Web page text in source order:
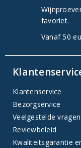
favoriet.
Vanaf 50
Klantenservice
Bezorgservice
Veelgestelde vragen
Reviewbeleid
Kwaliteitsgarantie